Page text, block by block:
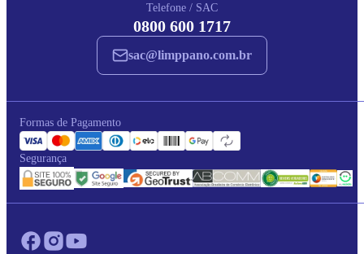
Telefone / SAC
0800 600 1717
sac@limppano.com.br
Formas de Pagamento
Segurança